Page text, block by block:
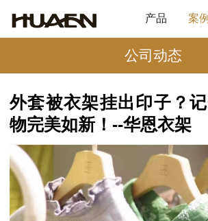
产品 案例
公司动态
外套被衣架挂出印子？
物完美如新！--华恩衣架